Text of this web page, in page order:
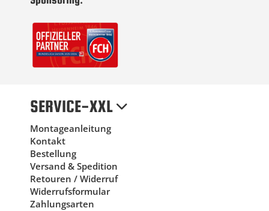
SERVICE-XXL
Montageanleitung
Kontakt
Bestellung
Versand & Spedition
Retouren / Widerruf
Widerrufsformular
Zahlungsarten